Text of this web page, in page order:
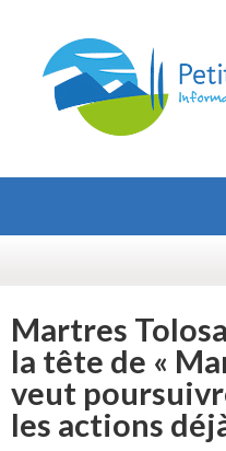
Martres
la tête de «
veut
les actions